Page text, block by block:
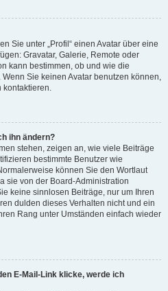
Sie unter „Profil“ einen Avatar über eine
Gravatar, Galerie, Remote oder
kann bestimmen, ob und wie die
Sie keinen Avatar benutzen können,
kontaktieren.
ihn ändern?
stehen, zeigen an, wie viele Beiträge
bestimmte Benutzer wie
können Sie den Wortlaut
sie von der Board-Administration
keine sinnlosen Beiträge, nur um Ihren
dulden dieses Verhalten nicht und ein
Rang unter Umständen einfach wieder
E-Mail-Link klicke, werde ich